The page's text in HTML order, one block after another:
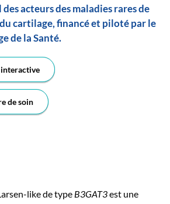
acteurs des maladies rares de
du cartilage, financé et piloté par le
de la Santé.
de soin
like de type B3GAT3est une